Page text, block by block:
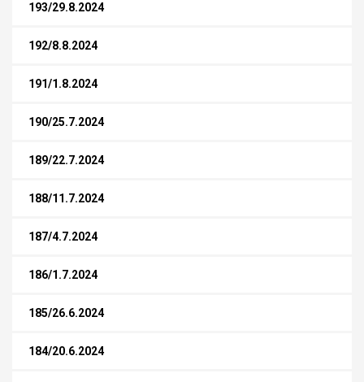
193/29.8.2024
192/8.8.2024
191/1.8.2024
190/25.7.2024
189/22.7.2024
188/11.7.2024
187/4.7.2024
186/1.7.2024
185/26.6.2024
184/20.6.2024